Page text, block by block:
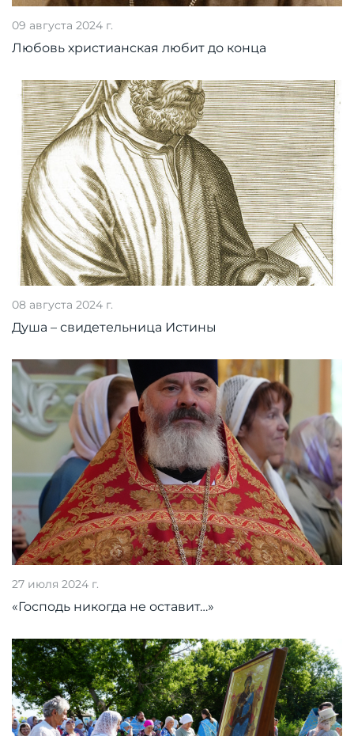
09 августа 2024 г.
Любовь христианская любит до конца
08 августа 2024 г.
Душа – свидетельница Истины
27 июля 2024 г.
«Господь никогда не оставит…»